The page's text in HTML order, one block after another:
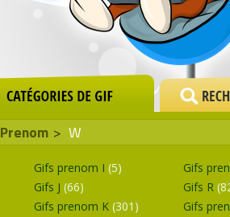
Prenom > W
Gifs prenom I (5)
Gifs J (66)
Gifs prenom K (301)
Gifs
Gifs R
Gifs